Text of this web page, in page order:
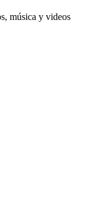
música y videos